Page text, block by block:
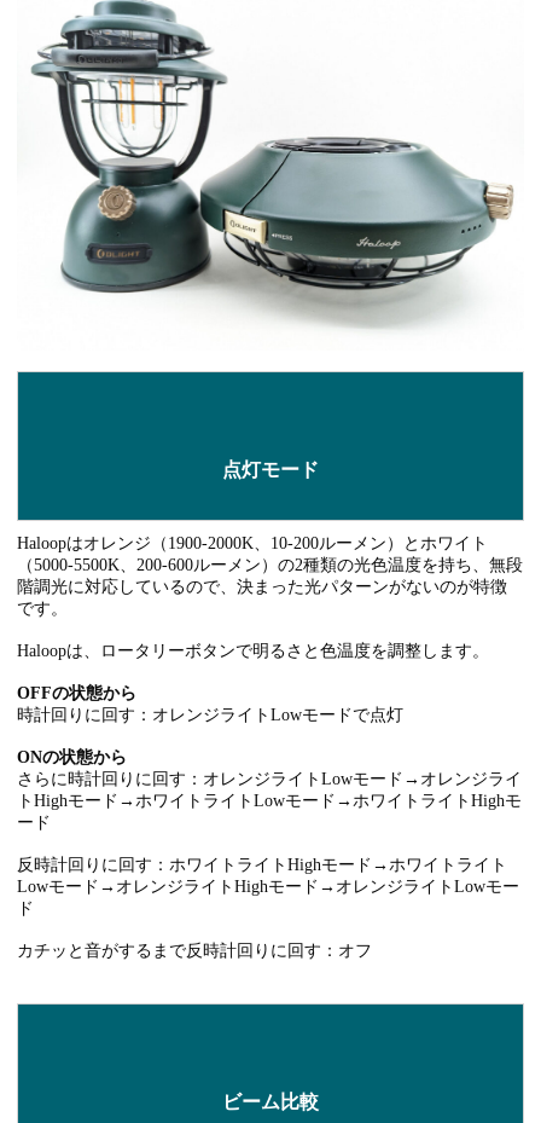
点灯モード
Haloopはオレンジ（1900-2000K、10-200ルーメン）とホワイト
（5000-5500K、200-600ルーメン）の2種類の光色温度を持ち、無段
階調光に対応しているので、決まった光パターンがないのが特徴
です。
Haloopは、ロータリーボタンで明るさと色温度を調整します。
OFFの状態から
時計回りに回す：オレンジライトLowモードで点灯
ONの状態から
さらに時計回りに回す：オレンジライトLowモード→オレンジライ
トHighモード→ホワイトライトLowモード→ホワイトライトHighモ
ード
反時計回りに回す：ホワイトライトHighモード→ホワイトライト
Lowモード→オレンジライトHighモード→オレンジライトLowモー
ド
カチッと音がするまで反時計回りに回す：オフ
ビーム比較